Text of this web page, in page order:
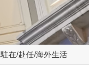
駐在/赴任/海外生活